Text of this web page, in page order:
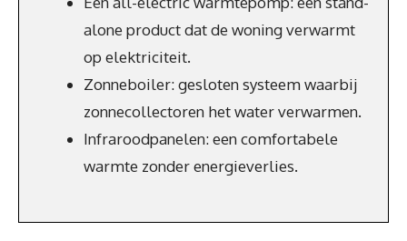
alone product dat de woning verwarmt
op elektriciteit.
Zonneboiler: gesloten systeem waarbij
zonnecollectoren het water verwarmen.
Infraroodpanelen: een comfortabele
warmte zonder energieverlies.